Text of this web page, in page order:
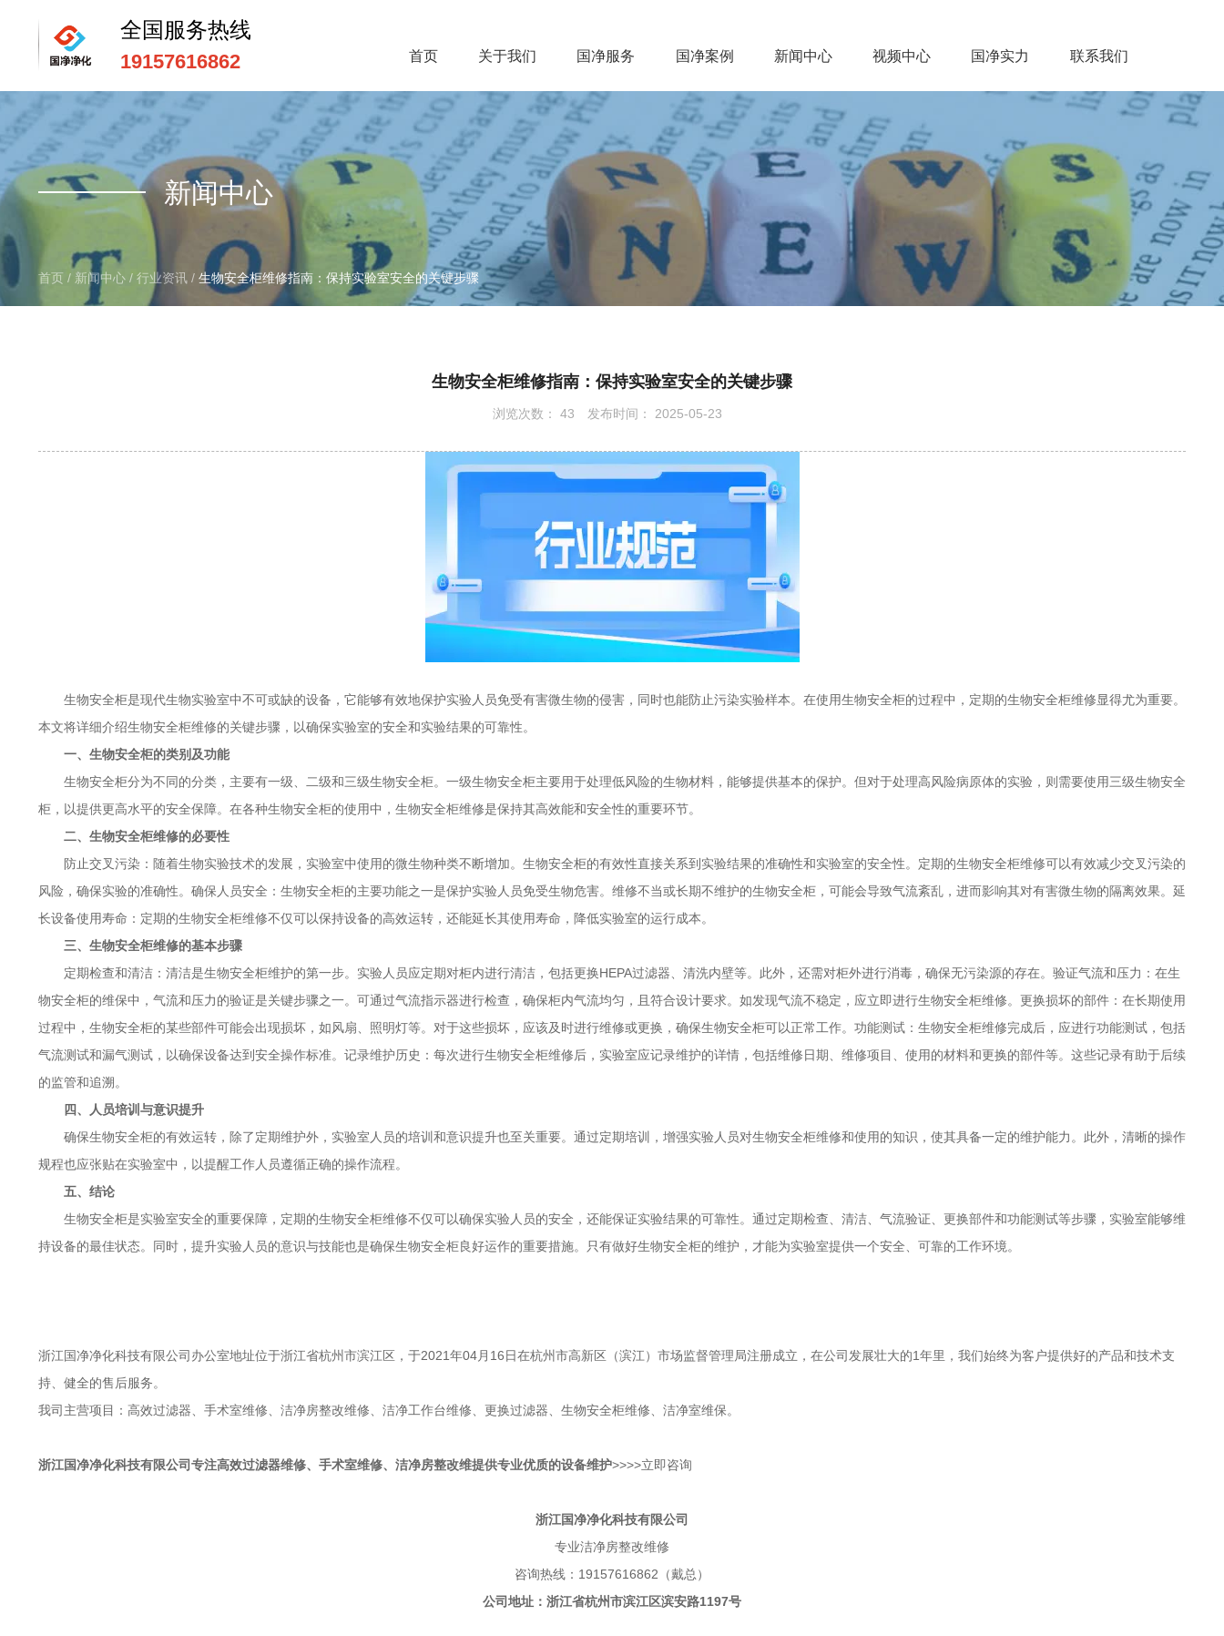
全国服务热线
19157616862 首页 关于我们 国净服务 国净案例 新闻中心 视频中心 国净实力 联系我们
全国服务热线
15669159195 首页 关于我们 国净服务 国净案例 新闻中心 视频中心 国净实力 联系我们
新闻中心
首页 / 新闻中心 / 行业资讯 / 生物安全柜维修指南：保持实验室安全的关键步骤
生物安全柜维修指南：保持实验室安全的关键步骤
浏览次数： 43 发布时间： 2025-05-23
生物安全柜是现代生物实验室中不可或缺的设备，它能够有效地保护实验人员免受有害微生物的侵害，同时也能防止污染实验样本。在使用生物安全柜的过程中，定期的生物安全柜维修显得尤为重要。
本文将详细介绍生物安全柜维修的关键步骤，以确保实验室的安全和实验结果的可靠性。
一、生物安全柜的类别及功能
生物安全柜分为不同的分类，主要有一级、二级和三级生物安全柜。一级生物安全柜主要用于处理低风险的生物材料，能够提供基本的保护。但对于处理高风险病原体的实验，则需要使用三级生物安全
柜，以提供更高水平的安全保障。在各种生物安全柜的使用中，生物安全柜维修是保持其高效能和安全性的重要环节。
二、生物安全柜维修的必要性
防止交叉污染：随着生物实验技术的发展，实验室中使用的微生物种类不断增加。生物安全柜的有效性直接关系到实验结果的准确性和实验室的安全性。定期的生物安全柜维修可以有效减少交叉污染的
风险，确保实验的准确性。确保人员安全：生物安全柜的主要功能之一是保护实验人员免受生物危害。维修不当或长期不维护的生物安全柜，可能会导致气流紊乱，进而影响其对有害微生物的隔离效果。延
长设备使用寿命：定期的生物安全柜维修不仅可以保持设备的高效运转，还能延长其使用寿命，降低实验室的运行成本。
三、生物安全柜维修的基本步骤
定期检查和清洁：清洁是生物安全柜维护的第一步。实验人员应定期对柜内进行清洁，包括更换HEPA过滤器、清洗内壁等。此外，还需对柜外进行消毒，确保无污染源的存在。验证气流和压力：在生
物安全柜的维保中，气流和压力的验证是关键步骤之一。可通过气流指示器进行检查，确保柜内气流均匀，且符合设计要求。如发现气流不稳定，应立即进行生物安全柜维修。更换损坏的部件：在长期使用
过程中，生物安全柜的某些部件可能会出现损坏，如风扇、照明灯等。对于这些损坏，应该及时进行维修或更换，确保生物安全柜可以正常工作。功能测试：生物安全柜维修完成后，应进行功能测试，包括
气流测试和漏气测试，以确保设备达到安全操作标准。记录维护历史：每次进行生物安全柜维修后，实验室应记录维护的详情，包括维修日期、维修项目、使用的材料和更换的部件等。这些记录有助于后续
的监管和追溯。
四、人员培训与意识提升
确保生物安全柜的有效运转，除了定期维护外，实验室人员的培训和意识提升也至关重要。通过定期培训，增强实验人员对生物安全柜维修和使用的知识，使其具备一定的维护能力。此外，清晰的操作
规程也应张贴在实验室中，以提醒工作人员遵循正确的操作流程。
五、结论
生物安全柜是实验室安全的重要保障，定期的生物安全柜维修不仅可以确保实验人员的安全，还能保证实验结果的可靠性。通过定期检查、清洁、气流验证、更换部件和功能测试等步骤，实验室能够维
持设备的最佳状态。同时，提升实验人员的意识与技能也是确保生物安全柜良好运作的重要措施。只有做好生物安全柜的维护，才能为实验室提供一个安全、可靠的工作环境。
浙江国净净化科技有限公司办公室地址位于浙江省杭州市滨江区，于2021年04月16日在杭州市高新区（滨江）市场监督管理局注册成立，在公司发展壮大的1年里，我们始终为客户提供好的产品和技术支
持、健全的售后服务。
我司主营项目：高效过滤器、手术室维修、洁净房整改维修、洁净工作台维修、更换过滤器、生物安全柜维修、洁净室维保。
浙江国净净化科技有限公司专注高效过滤器维修、手术室维修、洁净房整改维提供专业优质的设备维护>>>>立即咨询
浙江国净净化科技有限公司
专业洁净房整改维修
咨询热线：19157616862（戴总）
公司地址：浙江省杭州市滨江区滨安路1197号